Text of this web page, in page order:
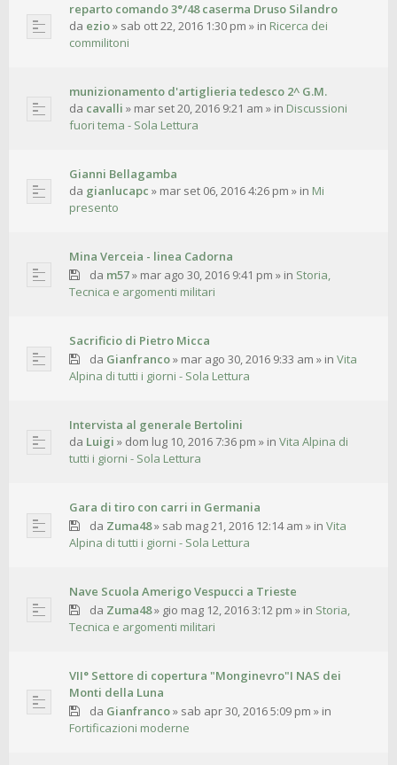
reparto comando 3°/48 caserma Druso Silandro
da ezio» sab ott 22, 2016 1:30 pm » in Ricerca dei
commilitoni
munizionamento d'artiglieria tedesco 2^ G.M.
da cavalli » mar set 20, 2016 9:21 am » in Discussioni
fuori tema - Sola Lettura
Gianni Bellagamba
da gianlucapc » mar set 06, 2016 4:26 pm » in Mi
presento
Mina Verceia - linea Cadorna
da m57» mar ago 30, 2016 9:41 pm » in Storia,
Tecnica e argomenti militari
Sacrificio di Pietro Micca
da Gianfranco» mar ago 30, 2016 9:33 am » in Vita
Alpina di tutti i giorni - Sola Lettura
Intervista al generale Bertolini
da Luigi » dom lug 10, 2016 7:36 pm » in Vita Alpina di
tutti i giorni - Sola Lettura
Gara di tiro con carri in Germania
da Zuma48» sab mag 21, 2016 12:14 am » in Vita
Alpina di tutti i giorni - Sola Lettura
Nave Scuola Amerigo Vespucci a Trieste
da Zuma48» gio mag 12, 2016 3:12 pm » in Storia,
Tecnica e argomenti militari
VII° Settore di copertura "Monginevro"I NAS dei
Monti della Luna
da Gianfranco» sab apr 30, 2016 5:09 pm » in
Fortificazioni moderne